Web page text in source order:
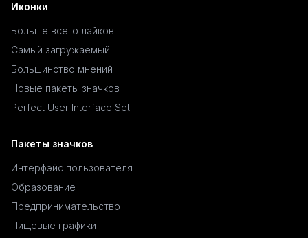
Иконки
Больше всего лайков
Самый загружаемый
Большинство мнений
Новые пакеты значков
Perfect User Interface Set
Пакеты значков
Интерфэйс пользователя
Образование
Предпринимательство
Пищевые графики